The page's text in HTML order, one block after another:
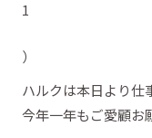
）
ハルクは本日より仕
今年一年もご愛顧お